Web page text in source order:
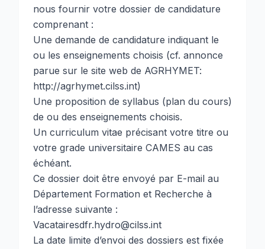
nous fournir votre dossier de candidature
comprenant :
Une demande de candidature indiquant le
ou les enseignements choisis (cf. annonce
parue sur le site web de AGRHYMET:
http://agrhymet.cilss.int)
Une proposition de syllabus (plan du cours)
de ou des enseignements choisis.
Un curriculum vitae précisant votre titre ou
votre grade universitaire CAMES au cas
échéant.
Ce dossier doit être envoyé par E-mail au
Département Formation et Recherche à
l’adresse suivante :
Vacatairesdfr.hydro@cilss.int
La date limite d’envoi des dossiers est fixée